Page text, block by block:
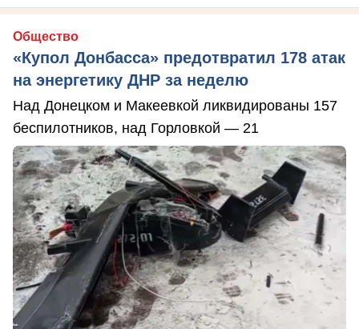
Общество
«Купол Донбасса» предотвратил 178 атак
на энергетику ДНР за неделю
Над Донецком и Макеевкой ликвидированы 157
беспилотников, над Горловкой — 21